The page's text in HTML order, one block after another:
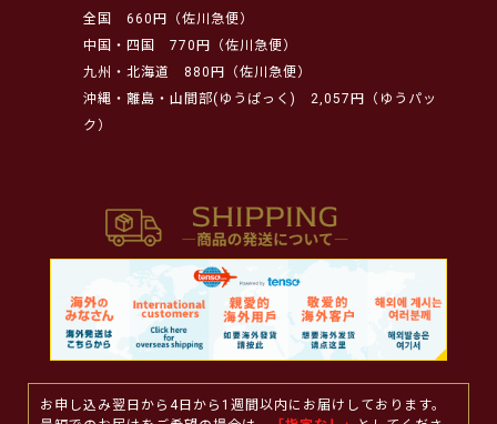
全国
660円（佐川急便）
中国・四国
770円（佐川急便）
九州・北海道
880円（佐川急便）
沖縄・離島・山間部(ゆうぱっく)
2,057円（ゆうパッ
ク）
お申し込み翌日から4日から1週間以内にお届けしております。